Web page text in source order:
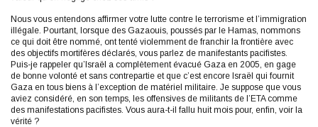
Nous vous entendons affirmer votre lutte contre le terrorisme et l’immigration
illégale. Pourtant, lorsque des Gazaouis, poussés par le Hamas, nommons
ce qui doit être nommé, ont tenté violemment de franchir la frontière avec
des objectifs mortifères déclarés, vous parlez de manifestants pacifistes.
Puis-je rappeler qu’Israël a complètement évacué Gaza en 2005, en gage
de bonne volonté et sans contrepartie et que c’est encore Israël qui fournit
Gaza en tous biens à l’exception de matériel militaire. Je suppose que vous
aviez considéré, en son temps, les offensives de militants de l’ETA comme
des manifestations pacifistes. Vous aura-t-il fallu huit mois pour, enfin, voir la
vérité ?